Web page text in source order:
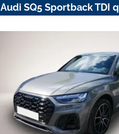
Audi SQ5 Sportback TDI